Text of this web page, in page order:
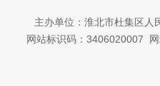
主办单位：淮北市杜集区
网站标识码：3406020007